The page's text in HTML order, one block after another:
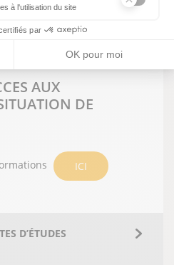
à l'utilisation du site
par
OK pour moi
:
finales
AUX
DE
ICI
D’ÉTUDES